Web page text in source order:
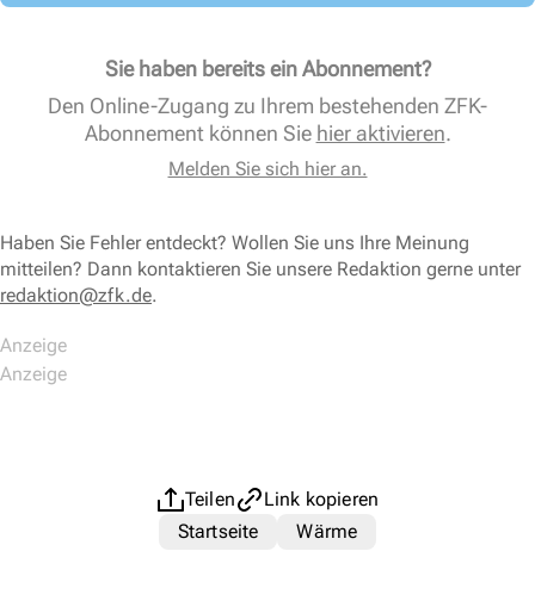
Sie haben bereits ein Abonnement?
Den Online-Zugang zu Ihrem bestehenden ZFK-
Abonnement können Sie hier aktivieren.
Melden Sie sich hier an.
Haben Sie Fehler entdeckt? Wollen Sie uns Ihre Meinung
mitteilen? Dann kontaktieren Sie unsere Redaktion gerne unter
redaktion@zfk.de.
Teilen
Link kopieren
Startseite
Wärme